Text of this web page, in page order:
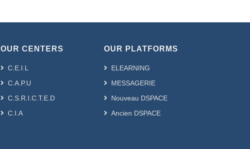
OUR CENTERS
C.E.I.L
C.A.P.U
C.S.R.I.C.T.E.D
C.I.A
OUR PLATFORMS
ELEARNING
MESSAGERIE
Nouveau DSPACE
Ancien DSPACE